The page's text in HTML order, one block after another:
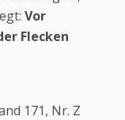
Vor
Flecken
171, Nr. Z